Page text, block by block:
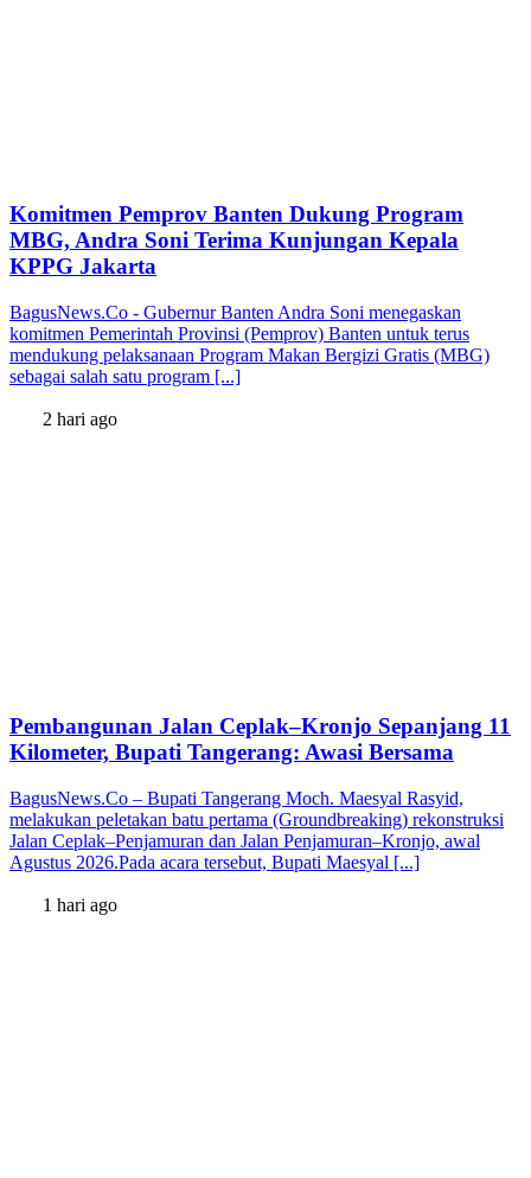
Komitmen Pemprov Banten Dukung Program
MBG, Andra Soni Terima Kunjungan Kepala
KPPG Jakarta
BagusNews.Co - Gubernur Banten Andra Soni menegaskan
komitmen Pemerintah Provinsi (Pemprov) Banten untuk terus
mendukung pelaksanaan Program Makan Bergizi Gratis (MBG)
sebagai salah satu program [...]
2 hari ago
Pembangunan Jalan Ceplak–Kronjo Sepanjang 11
Kilometer, Bupati Tangerang: Awasi Bersama
BagusNews.Co – Bupati Tangerang Moch. Maesyal Rasyid,
melakukan peletakan batu pertama (Groundbreaking) rekonstruksi
Jalan Ceplak–Penjamuran dan Jalan Penjamuran–Kronjo, awal
Agustus 2026.Pada acara tersebut, Bupati Maesyal [...]
1 hari ago